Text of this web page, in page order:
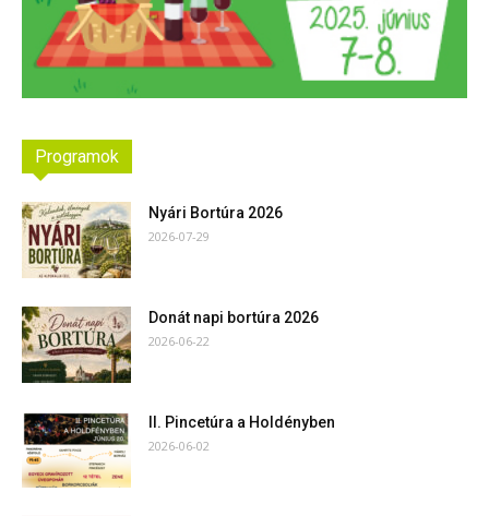
Programok
Nyári Bortúra 2026
2026-07-29
Donát napi bortúra 2026
2026-06-22
II. Pincetúra a Holdényben
2026-06-02